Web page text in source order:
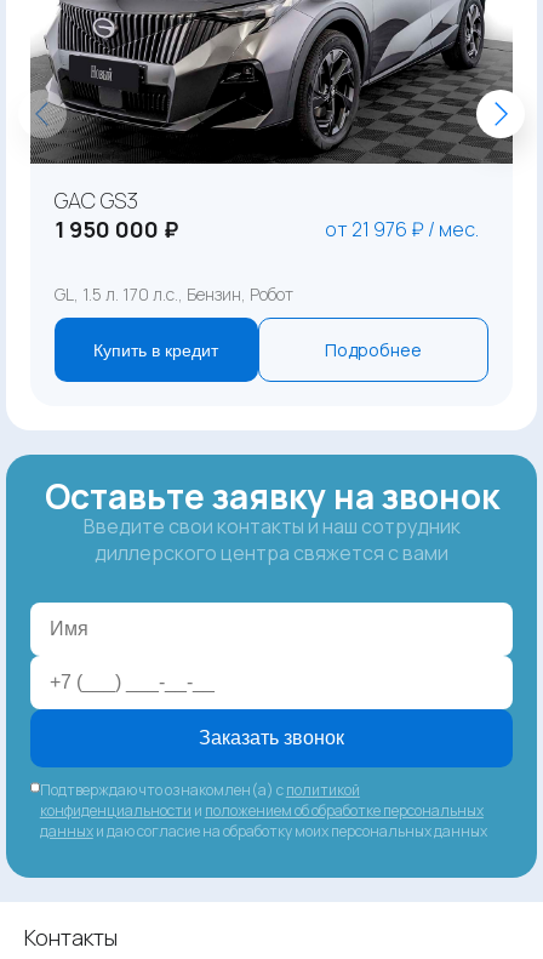
GAC GS3
1 950 000 ₽
от 21 976 ₽ / мес.
GL, 1.5 л. 170 л.с., Бензин, Робот
Купить в кредит Подробнее
Оставьте заявку на звонок
Введите свои контакты и наш сотрудник
диллерского центра свяжется с вами
Заказать звонок
Подтверждаю что ознакомлен(а) сполитикой
конфиденциальности и положением об обработке персональных
данныхи даю согласие на обработку моих персональных данных
Контакты